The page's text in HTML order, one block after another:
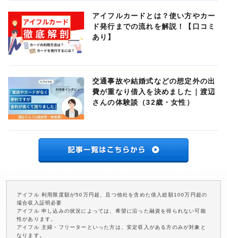
アイフルカードとは？使い方やカー
ド発行までの流れを解説！【口コミ
あり】
交通事故や結婚式などの想定外の出
費が重なり借入を決めました｜渡辺
さんの体験談（32歳・女性）
アイフル 利用限度額が50万円超、且つ他社を含めた借入総額100万円超の
場合収入証明必要
アイフル 申し込みの状況によっては、希望に沿った融資を得られない可能
性があります。
アイフル 主婦・フリーターといった方は、安定収入がある方のみが対象と
なります。